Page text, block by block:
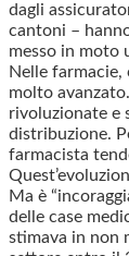
dagli
cantoni –
messo in moto
Nelle farmacie,
molto
rivoluzionate e
distribuzione.
farmacista
Ma è
delle case
stimava in non